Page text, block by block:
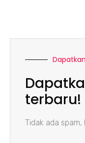
terbaru!
Tidak ada